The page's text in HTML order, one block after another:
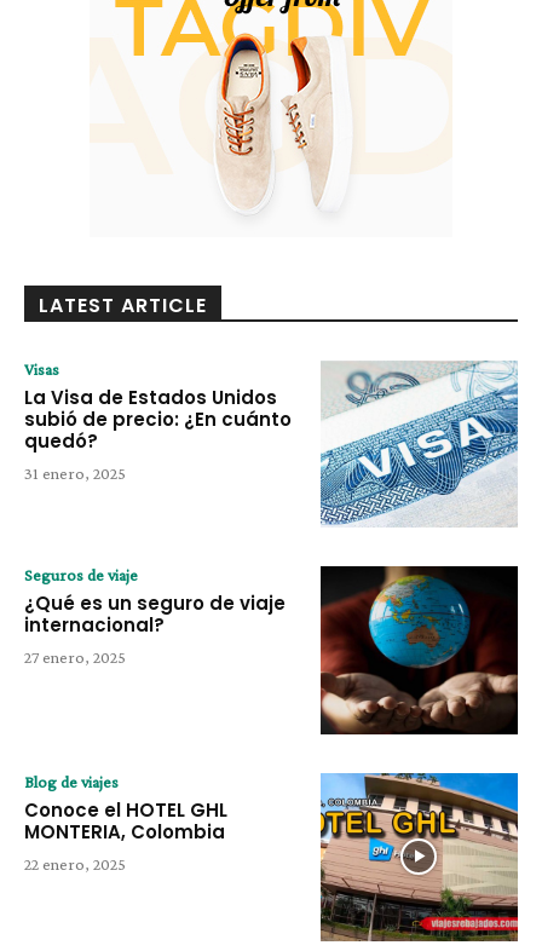
LATEST ARTICLE
Visas
La Visa de Estados Unidos
subió de precio: ¿En cuánto
quedó?
31 enero, 2025
Seguros de viaje
¿Qué es un seguro de viaje
internacional?
27 enero, 2025
Blog de viajes
Conoce el HOTEL GHL
MONTERIA, Colombia
22 enero, 2025